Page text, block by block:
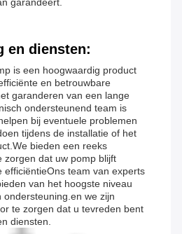
garandeert.
en diensten:
is een hoogwaardig product
en betrouwbare
garanderen van een lange
ondersteunend team is
bij eventuele problemen
tijdens de installatie of het
bieden een reeks
zorgen dat uw pomp blijft
efficiëntieOns team van experts
van het hoogste niveau
we zijn
te zorgen dat u tevreden bent
diensten.